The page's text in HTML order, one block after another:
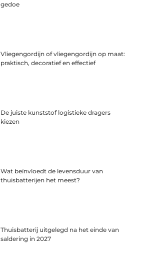
gedoe
Vliegengordijn of vliegengordijn op maat:
praktisch, decoratief en effectief
De juiste kunststof logistieke dragers
kiezen
Wat beïnvloedt de levensduur van
thuisbatterijen het meest?
Thuisbatterij uitgelegd na het einde van
saldering in 2027